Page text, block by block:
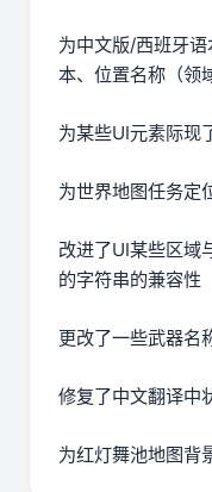
为中文版/西班牙
本、位置名称（领
为某些UI元素际现
为世界地图任务定
改进了UI某些区域
的字符串的兼容性
更改了一些武器名
修复了中文翻译中
为红灯舞池地图背